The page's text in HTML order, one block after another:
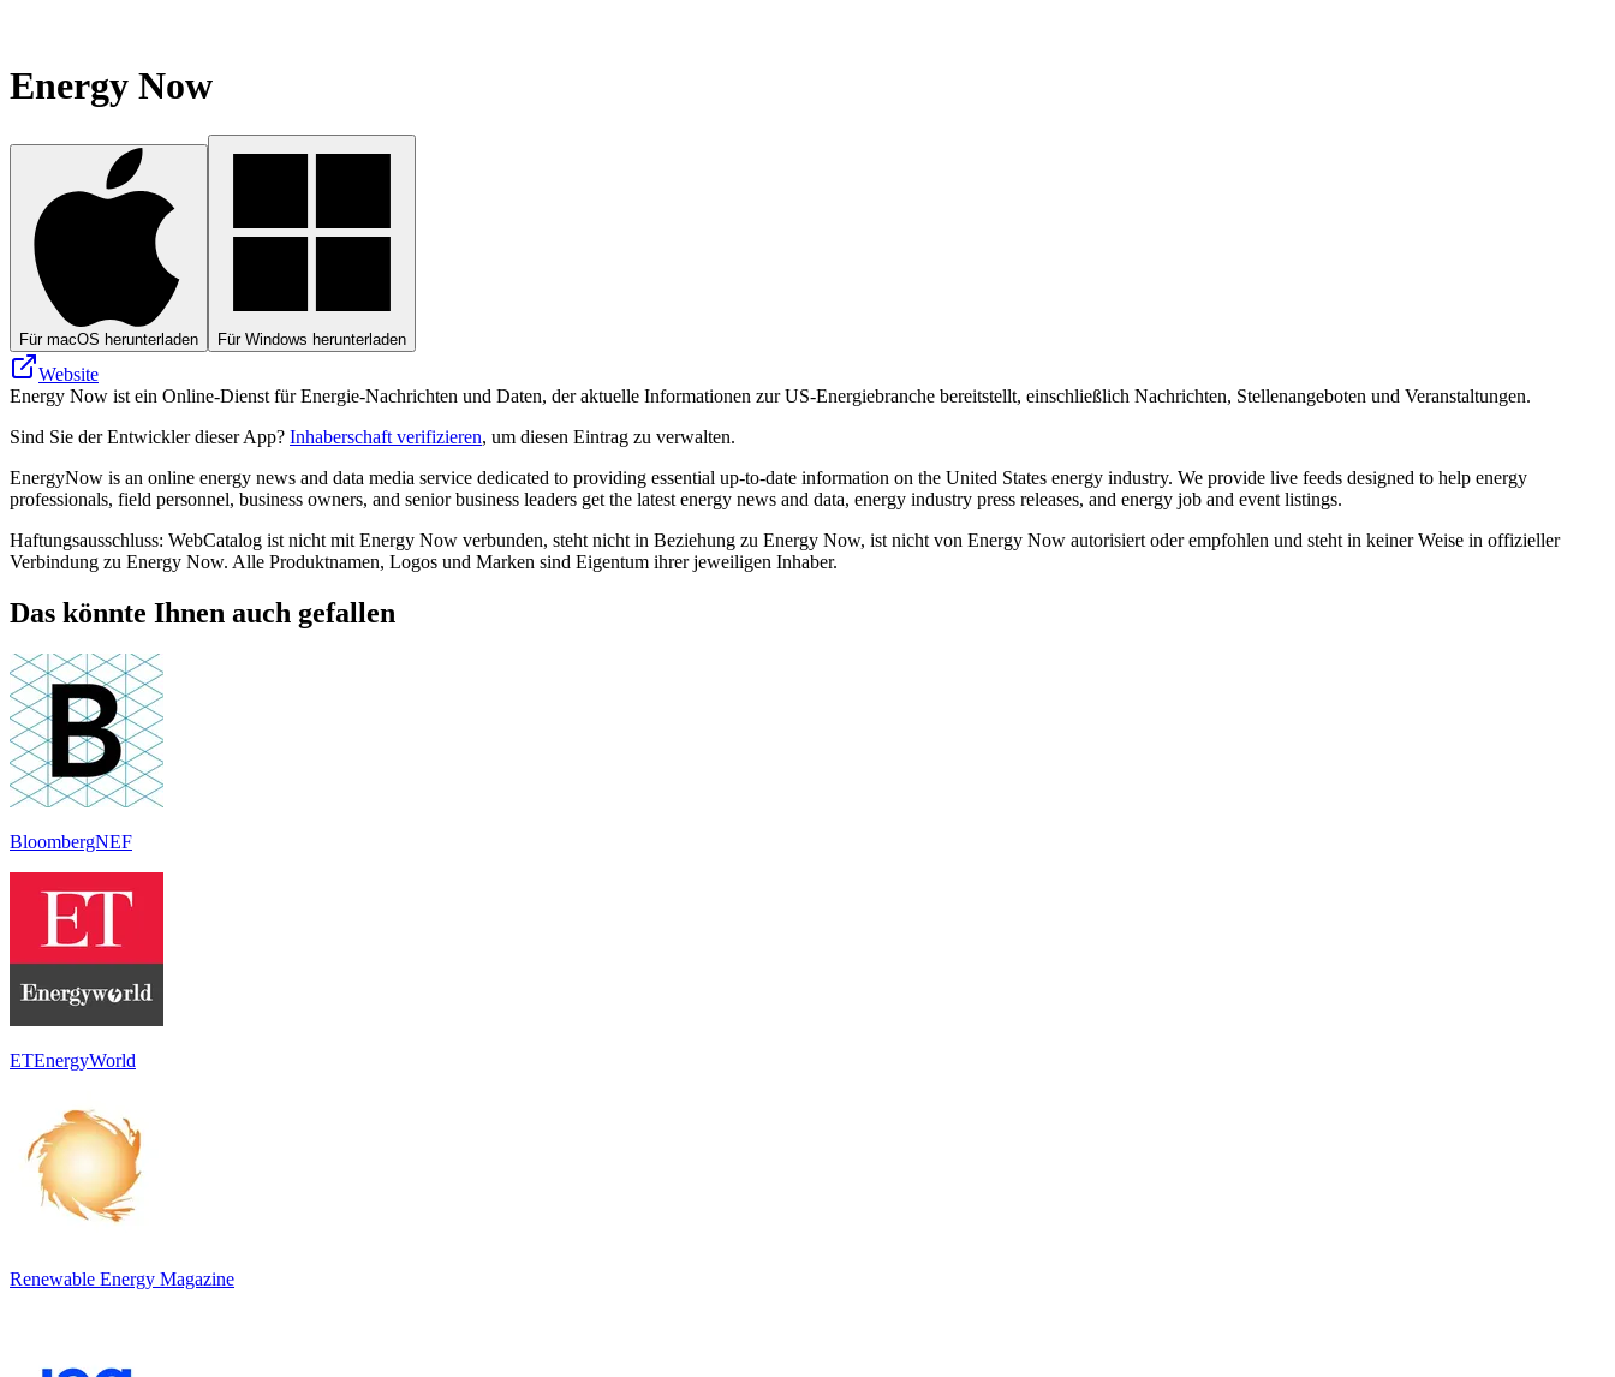
Energy Now
Für macOS herunterladen Für Windows herunterladen
Website
Energy Now ist ein Online-Dienst für Energie-Nachrichten und Daten, der aktuelle Informationen zur US-Energiebranche bereitstellt, einschließlich Nachrichten, Stellenangeboten und Veranstaltungen.
Sind Sie der Entwickler dieser App? Inhaberschaft verifizieren, um diesen Eintrag zu verwalten.
EnergyNow is an online energy news and data media service dedicated to providing essential up-to-date information on the United States energy industry. We provide live feeds designed to help energy
professionals, field personnel, business owners, and senior business leaders get the latest energy news and data, energy industry press releases, and energy job and event listings.
Haftungsausschluss: WebCatalog ist nicht mit Energy Now verbunden, steht nicht in Beziehung zu Energy Now, ist nicht von Energy Now autorisiert oder empfohlen und steht in keiner Weise in offizieller
Verbindung zu Energy Now. Alle Produktnamen, Logos und Marken sind Eigentum ihrer jeweiligen Inhaber.
Das könnte Ihnen auch gefallen
BloombergNEF
ETEnergyWorld
Renewable Energy Magazine